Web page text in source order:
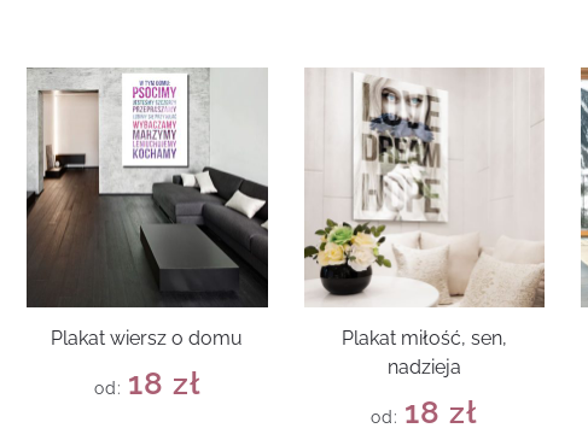
Plakat wiersz o domu
od: 18 zł
Plakat miłość, sen,
nadzieja
od: 18zł